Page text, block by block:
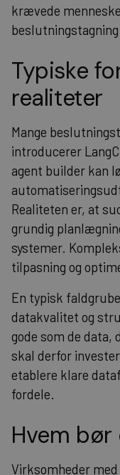
krævede
Typiske
realiteter
Mange
introducerer
agent builder kan
Realiteten er, at
grundig
systemer.
tilpasning og
En typisk
datakvalitet og
gode som de data,
skal derfor
etablere klare
fordele.
Hvem bør
Virksomheder